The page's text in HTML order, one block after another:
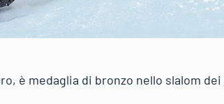
è medaglia di bronzo nello slalom